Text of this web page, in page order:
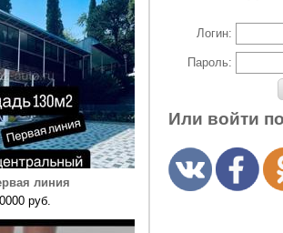
линия
руб.
Логин:
Пароль:
Или войти